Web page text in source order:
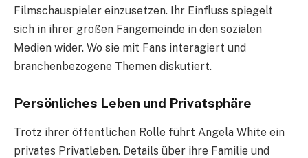
Filmschauspieler einzusetzen. Ihr Einfluss spiegelt
sich in ihrer großen Fangemeinde in den sozialen
Medien wider. Wo sie mit Fans interagiert und
branchenbezogene Themen diskutiert.
Persönliches Leben und Privatsphäre
Trotz ihrer öffentlichen Rolle führt Angela White ein
privates Privatleben. Details über ihre Familie und